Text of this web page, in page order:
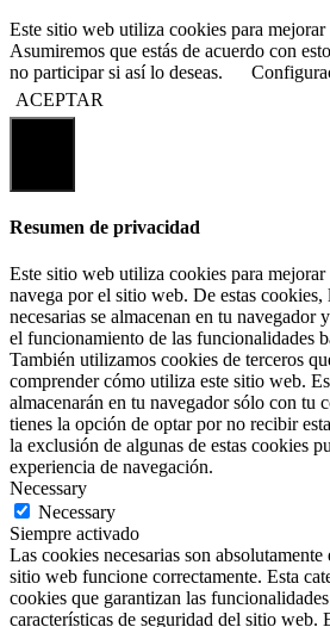
Este sitio web utiliza cookies para mejorar
Asumiremos que estás de acuerdo con
no participar si así lo deseas.
ACEPTAR
Resumen de privacidad
Este sitio web utiliza cookies para
navega por el sitio web. De estas cookies,
necesarias se almacenan en tu navegador
el funcionamiento de las funcionalidades
También utilizamos cookies de terceros
comprender cómo utiliza este sitio web.
almacenarán en tu navegador sólo con tu
tienes la opción de optar por no recibir
la exclusión de algunas de estas cookies
experiencia de navegación.
Necessary
Necessary
Siempre activado
Las cookies necesarias son absolutamente
sitio web funcione correctamente. Esta
cookies que garantizan las
características de seguridad del sitio web.